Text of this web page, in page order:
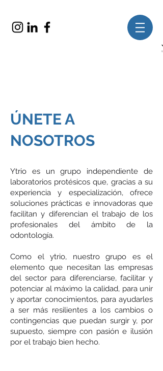
ÚNETE A
NOSOTROS
Ytrio es un grupo independiente de
laboratorios protésicos que, gracias a su
experiencia y especialización, ofrece
soluciones prácticas e innovadoras que
facilitan y diferencian el trabajo de los
profesionales del ámbito de la
odontología.
Como el ytrio, nuestro grupo es el
elemento que necesitan las empresas
del sector para diferenciarse, facilitar y
potenciar al máximo la calidad, para unir
y aportar conocimientos, para ayudarles
a ser más resilientes a los cambios o
contingencias que puedan surgir y, por
supuesto, siempre con pasión e ilusión
por el trabajo bien hecho.